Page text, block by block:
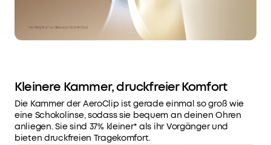
Kleinere Kammer, druckfreier Komfort
Die Kammer der AeroClip ist gerade einmal so groß wie
eine Schokolinse, sodass sie bequem an deinen Ohren
anliegen. Sie sind 37% kleiner* als ihr Vorgänger und
bieten druckfreien Tragekomfort.